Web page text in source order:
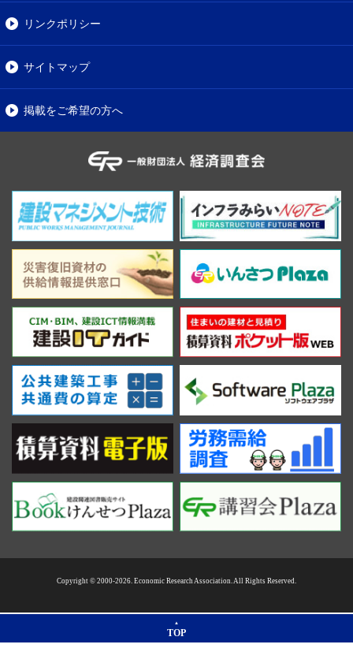
リンクポリシー
サイトマップ
掲載をご希望の方へ
Copyright © 2000-2026. Economic Research Association. All Rights Reserved.
TOP